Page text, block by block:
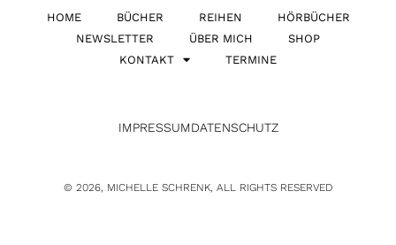
HOME BÜCHER REIHEN
HÖRBÜCHER
NEWSLETTER
ÜBER MICH
SHOP
KONTAKT
TERMINE
IMPRESSUMDATENSCHUTZ
© 2026, MICHELLE SCHRENK, ALL RIGHTS RESERVED